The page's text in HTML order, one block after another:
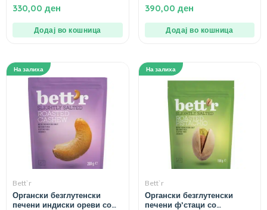
0
од
330,00 ден
Додај во кошница
0
од
390,00 ден
Додај во кошница
На залиха
Bett`r
Органски безглутенски
печени индиски ореви со
На залиха
Bett`r
Органски безглутенски
печени ф’стаци со